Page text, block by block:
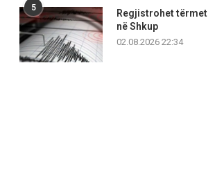
5
Regjistrohet tërmet
në Shkup
02.08.2026 22:34